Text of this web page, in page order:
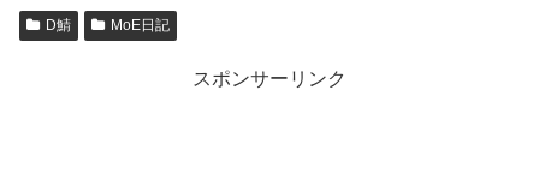
D鯖 MoE日記
スポンサーリンク